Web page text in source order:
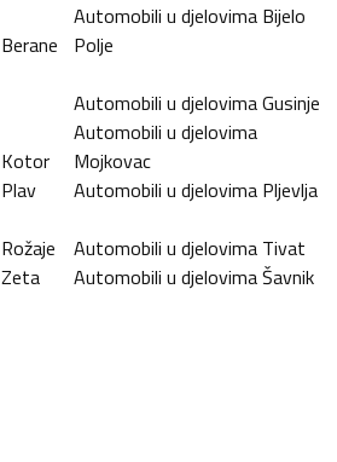
Berane
Automobili u djelovima Bijelo
Polje
Automobili u djelovimaGusinje
Kotor
Automobili u djelovima
Mojkovac
Plav Automobili u djelovima Pljevlja
Rožaje Automobili u djelovima Tivat
Zeta Automobili u djelovimaŠavnik